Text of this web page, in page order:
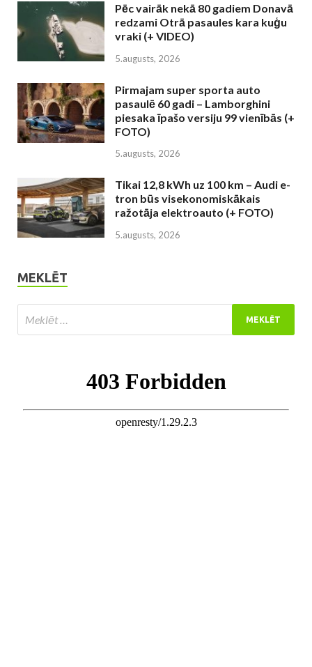
Pēc vairāk nekā 80 gadiem Donavā
redzami Otrā pasaules kara kuģu
vraki (+ VIDEO)
5.augusts, 2026
Pirmajam super sporta auto
pasaulē 60 gadi – Lamborghini
piesaka īpašo versiju 99 vienībās (+
FOTO)
5.augusts, 2026
Tikai 12,8 kWh uz 100 km – Audi e-
tron būs visekonomiskākais
ražotāja elektroauto (+ FOTO)
5.augusts, 2026
MEKLĒT